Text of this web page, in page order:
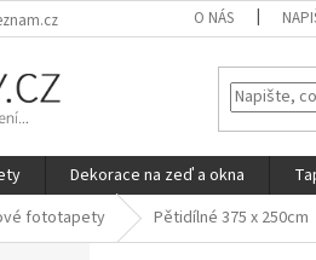
O NÁS
Dekorace na zeď a okna
fototapety Pětidílné 375 x 250cm